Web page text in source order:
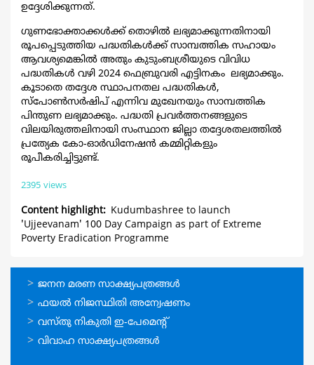
ഉദ്ദേശിക്കുന്നത്.
ഗുണഭോക്താക്കള്‍ക്ക് തൊഴില്‍ ലഭ്യമാക്കുന്നതിനായി
രൂപപ്പെടുത്തിയ പദ്ധതികള്‍ക്ക് സാമ്പത്തിക സഹായം
ആവശ്യമെങ്കില്‍ അതും കുടുംബശ്രീയുടെ വിവിധ
പദ്ധതികള്‍ വഴി 2024 ഫെബ്രുവരി എട്ടിനകം ലഭ്യമാക്കും.
കൂടാതെ തദ്ദേശ സ്ഥാപനതല പദ്ധതികള്‍,
സ്പോണ്‍സര്‍ഷിപ് എന്നിവ മുഖേനയും സാമ്പത്തിക
പിന്തുണ ലഭ്യമാക്കും. പദ്ധതി പ്രവര്‍ത്തനങ്ങളുടെ
വിലയിരുത്തലിനായി സംസ്ഥാന ജില്ലാ തദ്ദേശതലത്തില്‍
പ്രത്യേക കോ-ഓര്‍ഡിനേഷന്‍ കമ്മിറ്റികളും
രൂപീകരിച്ചിട്ടുണ്ട്.
2395 views
Content highlight
Kudumbashree to launch
'Ujjeevanam' 100 Day Campaign as part of Extreme
Poverty Eradication Programme
ഓണ്‍ലൈന്‍
സേവനങ്ങള്‍
ജനന മരണ സാക്ഷ്യപത്രങ്ങള്‍
ഫയല്‍ നിജസ്ഥിതി അന്വേഷണം
വസ്തു നികുതി ഇ-പേമെന്റ്
വിവാഹ സാക്ഷ്യപത്രങ്ങള്‍